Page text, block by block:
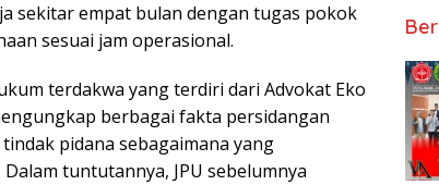
sekitar empat bulan dengan tugas pokok
sesuai jam operasional.
terdakwa yang terdiri dari Advokat Eko
berbagai fakta persidangan
pidana sebagaimana yang
tuntutannya, JPU sebelumnya